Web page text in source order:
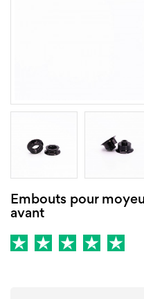
Embouts pour
avant